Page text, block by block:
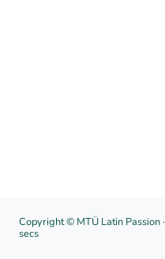
Copyright © MTÜ Latin Passion ·
secs